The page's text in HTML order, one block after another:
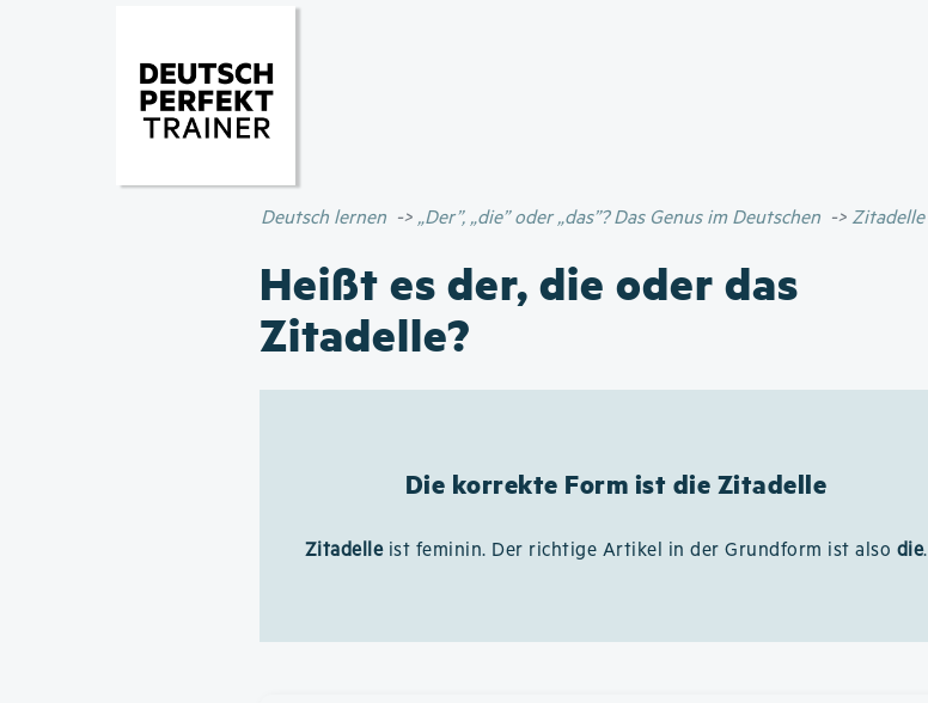
Deutsch lernen „Der”, „die” oder „das”? Das Genus im Deutschen Zitadelle
Heißt es der, die oder das
Zitadelle?
Die korrekte Form ist die Zitadelle
Zitadelleist feminin. Der richtige Artikel in der Grundform ist also die.